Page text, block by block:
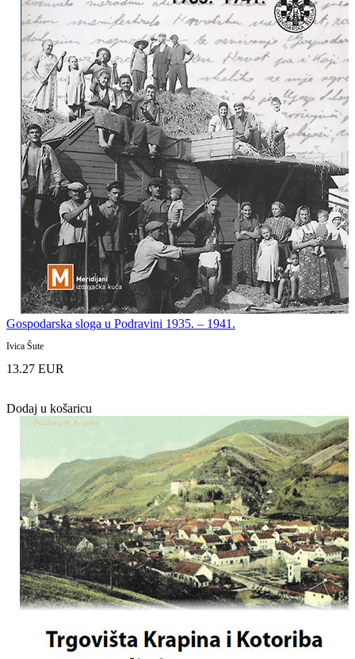
Gospodarska sloga u Podravini 1935. – 1941.
Ivica Šute
13.27 EUR
Dodaj u košaricu